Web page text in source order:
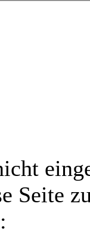
Seite